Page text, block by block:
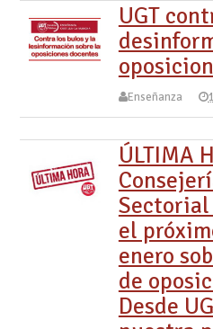
UGT
Enseñanza
ÚLTIMA
el
enero
de
Desde